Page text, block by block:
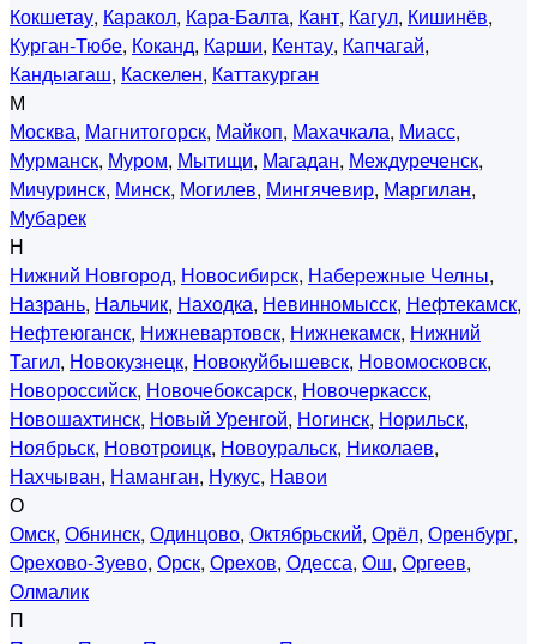
Кокшетау, Каракол, Кара-Балта, Кант, Кагул, Кишинёв,
Курган-Тюбе, Коканд, Карши, Кентау, Капчагай,
Кандыагаш, Каскелен, Каттакурган
М
Москва, Магнитогорск, Майкоп, Махачкала, Миасс,
Мурманск, Муром, Мытищи, Магадан, Междуреченск,
Мичуринск, Минск, Могилев, Мингячевир, Маргилан,
Мубарек
Н
Нижний Новгород, Новосибирск, Набережные Челны,
Назрань, Нальчик, Находка, Невинномысск, Нефтекамск,
Нефтеюганск, Нижневартовск, Нижнекамск, Нижний
Тагил, Новокузнецк, Новокуйбышевск, Новомосковск,
Новороссийск, Новочебоксарск, Новочеркасск,
Новошахтинск, Новый Уренгой, Ногинск, Норильск,
Ноябрьск, Новотроицк, Новоуральск, Николаев,
Нахчыван, Наманган, Нукус, Навои
О
Омск, Обнинск, Одинцово, Октябрьский, Орёл, Оренбург,
Орехово-Зуево, Орск, Орехов, Одесса, Ош, Оргеев,
Олмалик
П